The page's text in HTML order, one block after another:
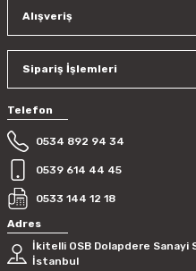
Bu ürüne benzer farklı
Alışveriş
Sipariş İşlemleri
Telefon
0534 892 94 34
0539 614 44 45
0533 144 12 18
Adres
İkitelli OSB Dolapdere
İstanbul